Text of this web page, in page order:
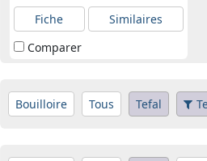
Fiche
Similaires
Comparer
Bouilloire Tous Tefal